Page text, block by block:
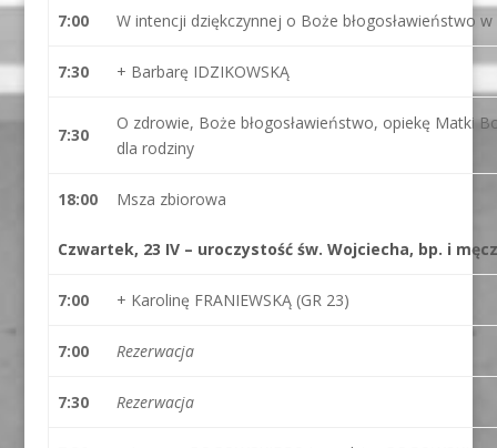
7:00 W intencji dziękczynnej o Boże błogosławieństwo
7:30 + Barbarę IDZIKOWSKĄ
7:30
O zdrowie, Boże błogosławieństwo, opiekę Matki
dla rodziny
18:00 Msza zbiorowa
Czwartek, 23 IV – uroczystość św. Wojciecha, bp. i
7:00 + Karolinę FRANIEWSKĄ (GR 23)
7:00 Rezerwacja
7:30 Rezerwacja